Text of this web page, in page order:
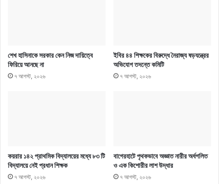
শেখ হাসিনাকে সরকার কেন নিজ দায়িত্বে
ফিরিয়ে আনছে না
৭ আগস্ট, ২০২৬
ইবির ৪৪ শিক্ষকের বিরুদ্ধে নৈরাজ্য ষড়যন্ত্রের
অভিযোগ তদন্তে কমিটি
৭ আগস্ট, ২০২৬
কয়রার ১৪২ প্রাথমিক বিদ্যালয়ের মধ্যে ৮৩ টি
বিদ্যালয়ে নেই প্রধান শিক্ষক
৭ আগস্ট, ২০২৬
বাগেরহাটে পৃথকভাবে অজ্ঞাত নারীর অর্ধগলিত
ও এক কিশোরীর লাশ উদ্ধার
৭ আগস্ট, ২০২৬